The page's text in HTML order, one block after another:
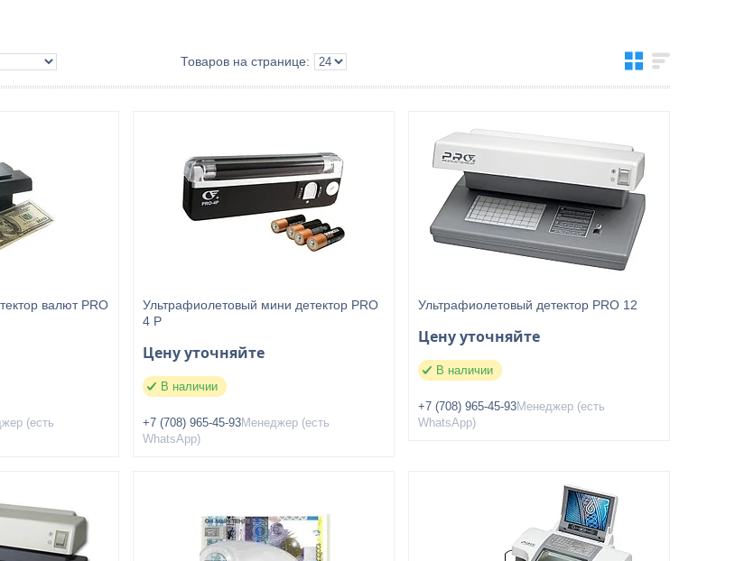
валют PRO
(есть
Ультрафиолетовый мини детектор PRO
4 P
Цену уточняйте
В наличии
+7 (708) 965-45-93Менеджер (есть
WhatsApp)
Ультрафиолетовый детектор PRO 12
Цену уточняйте
В наличии
+7 (708) 965-45-93Менеджер (есть
WhatsApp)